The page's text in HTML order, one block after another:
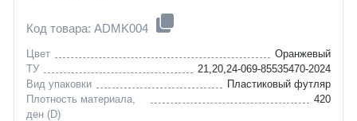
Код товара: ADMK004
Цвет
Оранжевый
ТУ
21,20,24-069-85535470-2024
Вид упаковки
Пластиковый футляр
Плотность материала,
ден (D)
420